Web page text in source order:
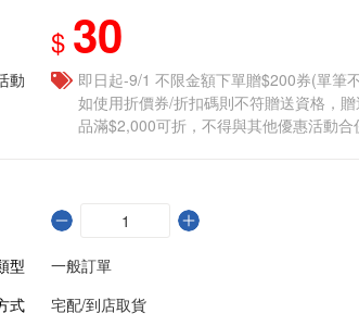
$ 30
動
即日起-9/1 不限金額下單贈$200券(單筆
如使用折價券/折扣碼則不符贈送資格，
品滿$2,000可折，不得與其他優惠活動合
型
一般訂單
式
宅配/到店取貨